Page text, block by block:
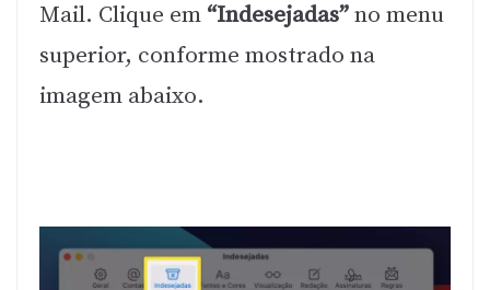
Mail. Clique em “Indesejadas”no menu
superior, conforme mostrado na
imagem abaixo.